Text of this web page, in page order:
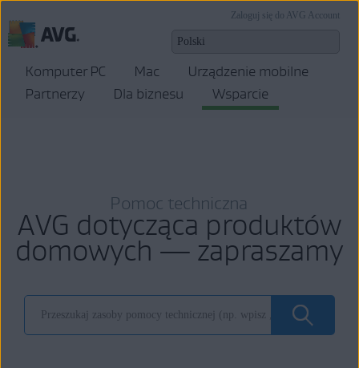
Zaloguj się do AVG Account
Komputer PC Mac
Urządzenie mobilne
Partnerzy
Dla biznesu Wsparcie
Pomoc techniczna
AVG dotycząca produktów
domowych — zapraszamy